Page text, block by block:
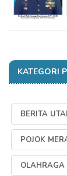
KATEGORI
BERITA
POJOK
OLAHRAGA